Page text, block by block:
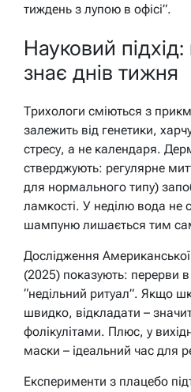
тиждень з лупою в офісі”.
Науковий
знає днів тижня
Трихологи сміються з
залежить від генетики,
стресу, а не календаря.
стверджують: регулярне
для нормального типу)
ламкості. У неділю вода не
шампуню лишається тим
Дослідження Американської
(2025) показують: перерви в
“недільний ритуал”. Якщо
швидко, відкладати –
фолікулітами. Плюс, у
маски – ідеальний час для
Експерименти з плацебо